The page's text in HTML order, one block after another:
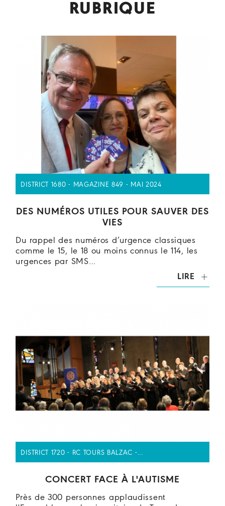
RUBRIQUE
DISTRICT 1680 - MAGAZINE 849 - MAI 2024
DES NUMÉROS UTILES POUR SAUVER DES
VIES
Du rappel des numéros d’urgence classiques
comme le 15, le 18 ou moins connus le 114, les
urgences par SMS…
LIRE
DISTRICT 1720 - RC TOURS BALZAC -…
CONCERT FACE À L'AUTISME
Près de 300 personnes applaudissent